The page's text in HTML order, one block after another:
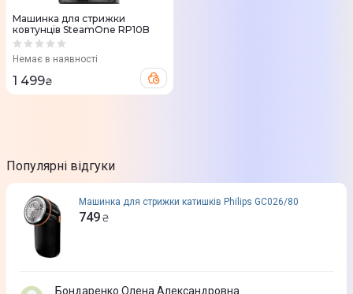
Машинка для стрижки
ковтунців SteamOne RP10B
Немає в наявності
1 499₴
Популярні відгуки
Машинка для стрижки катишків Philips GC026/80
749 ₴
Бондаренко Олена Александровна